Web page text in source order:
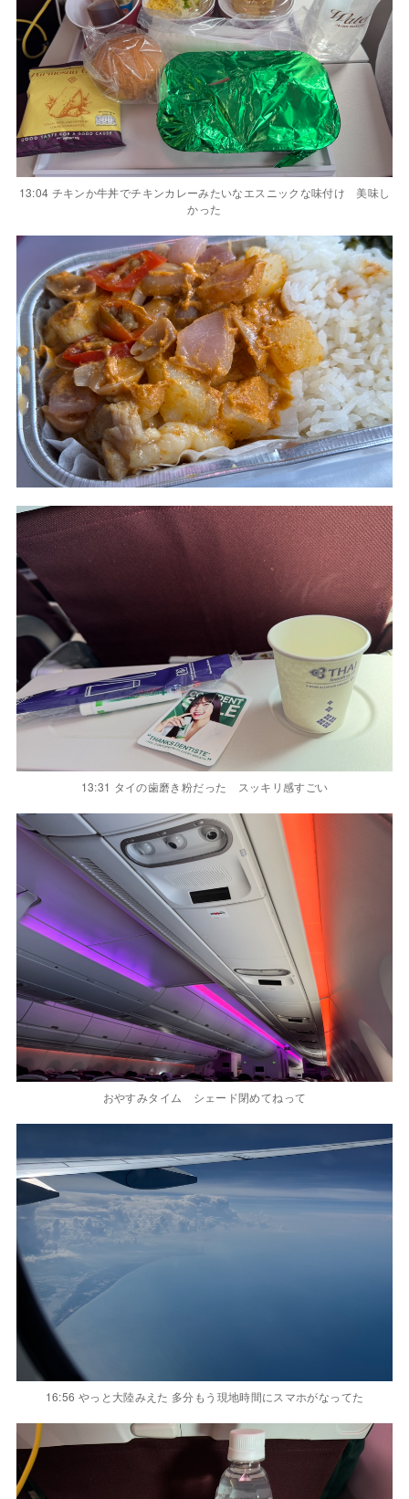
13:04 チキンか牛丼でチキンカレーみたいなエスニックな味付け 美味し
かった
13:31 タイの歯磨き粉だった スッキリ感すごい
おやすみタイム シェード閉めてねって
16:56 やっと大陸みえた 多分もう現地時間にスマホがなってた